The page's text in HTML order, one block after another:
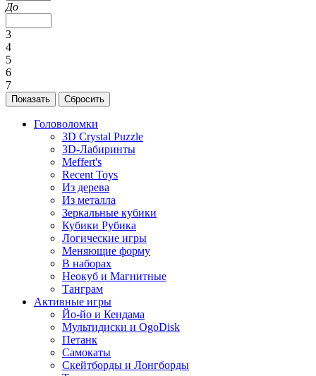
До
3
4
5
6
7
Головоломки
3D Crystal Puzzle
3D-Лабиринты
Meffert's
Recent Toys
Из дерева
Из металла
Зеркальные кубики
Кубики Рубика
Логические игры
Меняющие форму
В наборах
Неокуб и Магнитные
Танграм
Активные игры
Йо-йо и Кендама
Мультидиски и OgoDisk
Петанк
Самокаты
Скейтборды и Лонгборды